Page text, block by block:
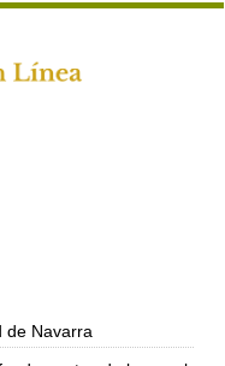
de Navarra